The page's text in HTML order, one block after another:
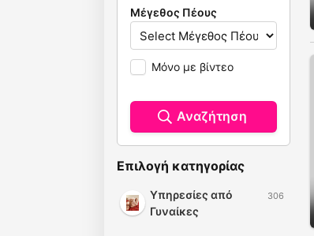
Μέγεθος Πέους
Μόνο με βίντεο
Αναζήτηση
Επιλογή κατηγορίας
Υπηρεσίες από
Γυναίκες
306